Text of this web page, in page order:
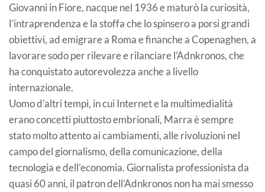
Giovanni in Fiore, nacque nel 1936 e maturò la curiosità,
l’intraprendenza e la stoffa che lo spinsero a porsi grandi
obiettivi, ad emigrare a Roma e finanche a Copenaghen, a
lavorare sodo per rilevare e rilanciare l’Adnkronos, che
ha conquistato autorevolezza anche a livello
internazionale.
Uomo d’altri tempi, in cui Internet e la multimedialità
erano concetti piuttosto embrionali, Marra è sempre
stato molto attento ai cambiamenti, alle rivoluzioni nel
campo del giornalismo, della comunicazione, della
tecnologia e dell’economia. Giornalista professionista da
quasi 60 anni, il patron dell’Adnkronos non ha mai smesso